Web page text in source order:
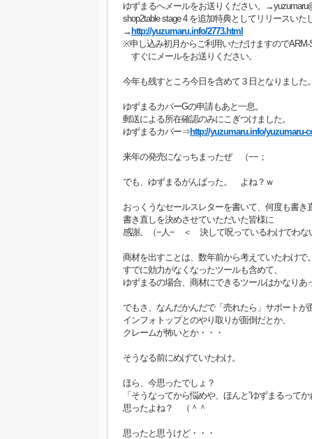
ゆずまるへメールをお送りください。
shop2table stage 4 を追加特典としてリリースいた
→ http://yuzumaru.info/2773.html
※申し込み初月からご利用いただけますのでARM-S
すぐにメールをお送りください。
今年も残すところ今日を含めて３日となりました。
ゆずまるカバーGの申請もあと一息。
郵送による所在確認のみにこぎつけました。
ゆずまるカバー⇒http://yuzumaru.info/yuzumaru-
来年の発売になっちまったぜ （−−；
でも、ゆずまるがんばった。 よね？ｗ
おっくうなセールスレターを書いて、何度も書き
書き直しを決めさせていただいた皆様に
感謝。（−人− ＜ 決して呪っているわけでわな
商材を出すことは、数年前から考えていたわけで。
すでに効力がなくなったツールも含めて、
ゆずまるの場合、商材にできるツールはかなりあ
でもさ、なんだかんだで「売れたら」サポートが
インフォトップとのやり取りが面倒だとか、
クレームが怖いとか・・・
そうなる前にめげていたわけ。
ほら、今思ったでしょ？
「そうなってから悩めや、ほんと”ゆずまるってか
思ったよね？ （＾＾
思ったと思うけど・・・